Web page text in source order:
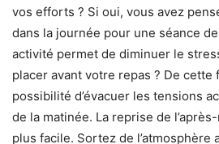
vos efforts ? Si oui, vous avez
dans la journée pour une séance
activité permet de diminuer le
placer avant votre repas ? De cette
possibilité d’évacuer les tensions
de la matinée. La reprise de l’après-
plus facile. Sortez de l’atmosphère